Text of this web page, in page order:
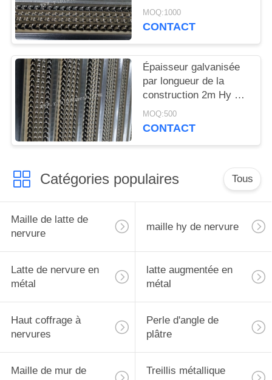
Hy Rib Mesh 2.4m
excellente
MOQ:1000
CONTACT
Épaisseur galvanisée
par longueur de la
construction 2m Hy Rib
Mesh 0.35mm
MOQ:500
CONTACT
Catégories populaires Tous
Maille de latte de
nervure
maille hy de nervure
Latte de nervure en
métal
latte augmentée en
métal
Haut coffrage à
nervures
Perle d'angle de
plâtre
Maille de mur de
Treillis métallique